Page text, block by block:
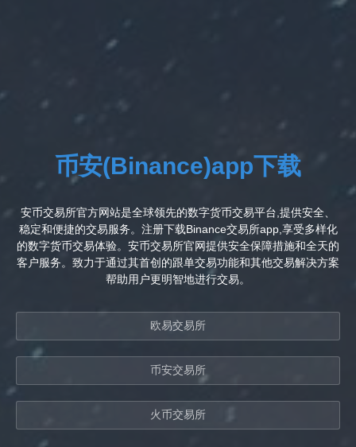
币安(Binance)app下载
安币交易所官方网站是全球领先的数字货币交易平台,提供安全、
稳定和便捷的交易服务。注册下载Binance交易所app,享受多样化
的数字货币交易体验。安币交易所官网提供安全保障措施和全天的
客户服务。致力于通过其首创的跟单交易功能和其他交易解决方案
帮助用户更明智地进行交易。
欧易交易所
币安交易所
火币交易所